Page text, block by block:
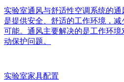
实验室通风与舒适性空调系统的
是提供安全、舒适的工作环境，
可能。通风主要解决的是工作环
动保护问题。
实验室家具配置